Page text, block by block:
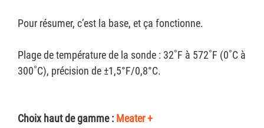
Pour résumer, c’est la base, et ça fonctionne.
Plage de température de la sonde : 32˚F à 572˚F (0˚C à
300˚C), précision de ±1,5°F/0,8°C.
Choix haut de gamme : Meater +